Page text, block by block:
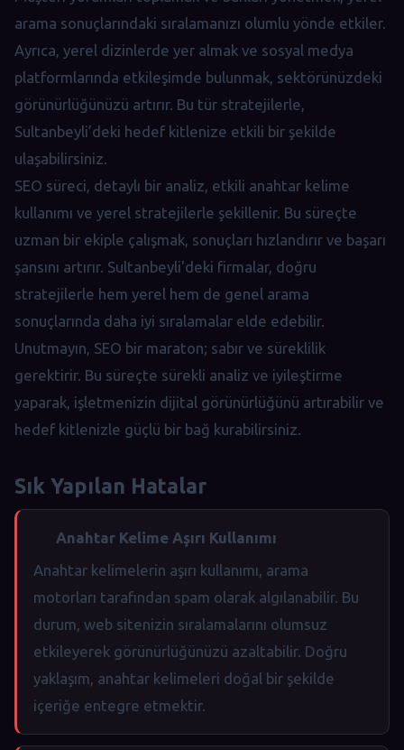
arama sonuçlarındaki sıralamanızı olumlu yönde etkiler.
Ayrıca, yerel dizinlerde yer almak ve sosyal medya
platformlarında etkileşimde bulunmak, sektörünüzdeki
görünürlüğünüzü artırır. Bu tür stratejilerle,
Sultanbeyli’deki hedef kitlenize etkili bir şekilde
ulaşabilirsiniz.
SEO süreci, detaylı bir analiz, etkili anahtar kelime
kullanımı ve yerel stratejilerle şekillenir. Bu süreçte
uzman bir ekiple çalışmak, sonuçları hızlandırır ve başarı
şansını artırır. Sultanbeyli'deki firmalar, doğru
stratejilerle hem yerel hem de genel arama
sonuçlarında daha iyi sıralamalar elde edebilir.
Unutmayın, SEO bir maraton; sabır ve süreklilik
gerektirir. Bu süreçte sürekli analiz ve iyileştirme
yaparak, işletmenizin dijital görünürlüğünü artırabilir ve
hedef kitlenizle güçlü bir bağ kurabilirsiniz.
Sık Yapılan Hatalar
Anahtar Kelime Aşırı Kullanımı
Anahtar kelimelerin aşırı kullanımı, arama
motorları tarafından spam olarak algılanabilir. Bu
durum, web sitenizin sıralamalarını olumsuz
etkileyerek görünürlüğünüzü azaltabilir. Doğru
yaklaşım, anahtar kelimeleri doğal bir şekilde
içeriğe entegre etmektir.